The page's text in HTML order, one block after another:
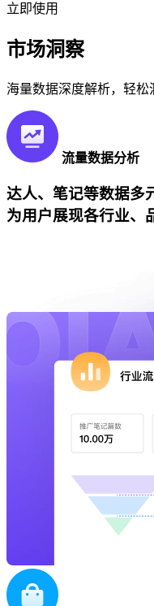
立即使用
市场洞察
海量数据深度解析，轻松
流量数据分析
达人、笔记等数据多
为用户展现各行业、